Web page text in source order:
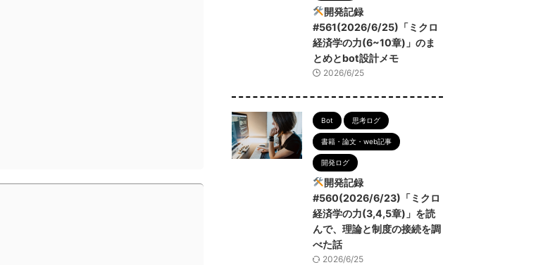
開発記録
#561(2026/6/25)「ミクロ
経済学の力(6~10章)」のま
とめとbot設計メモ
2026/6/25
Bot 思考ログ
書籍・論文・web記事
開発ログ
開発記録
#560(2026/6/23)「ミクロ
経済学の力(3,4,5章)」を読
んで、理論と制度の接続を調
べた話
2026/6/25